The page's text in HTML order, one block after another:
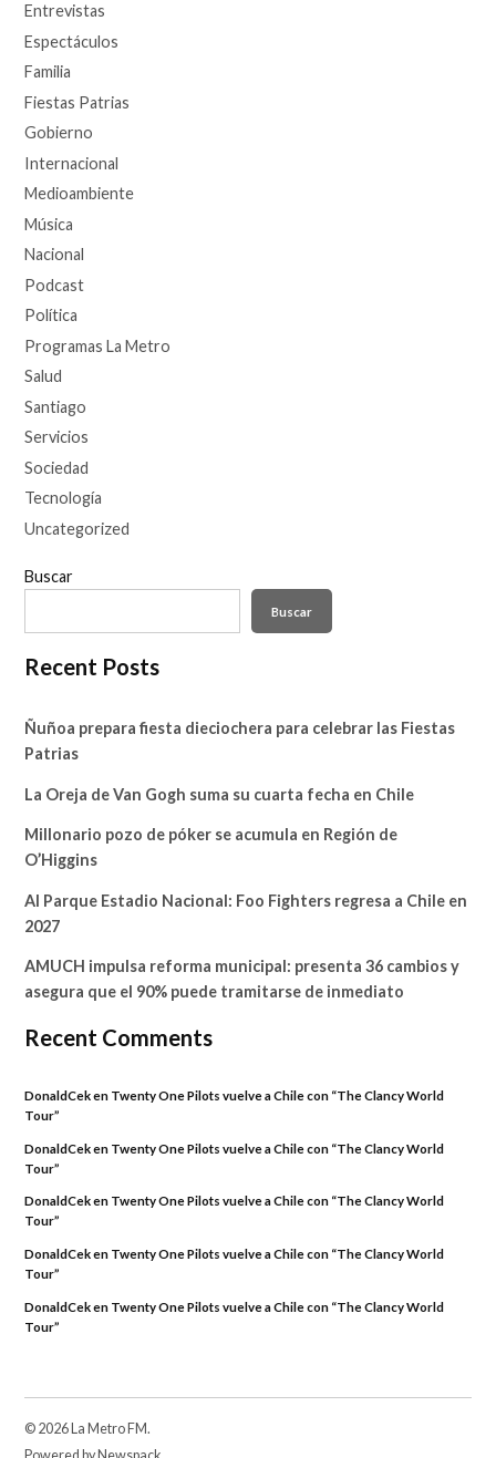
Entrevistas
Espectáculos
Familia
Fiestas Patrias
Gobierno
Internacional
Medioambiente
Música
Nacional
Podcast
Política
Programas La Metro
Salud
Santiago
Servicios
Sociedad
Tecnología
Uncategorized
Buscar
Buscar
Recent Posts
Ñuñoa prepara fiesta dieciochera para celebrar las Fiestas
Patrias
La Oreja de Van Gogh suma su cuarta fecha en Chile
Millonario pozo de póker se acumula en Región de
O’Higgins
Al Parque Estadio Nacional: Foo Fighters regresa a Chile en
2027
AMUCH impulsa reforma municipal: presenta 36 cambios y
asegura que el 90% puede tramitarse de inmediato
Recent Comments
DonaldCeken Twenty One Pilots vuelve a Chile con “The Clancy World
Tour”
DonaldCeken Twenty One Pilots vuelve a Chile con “The Clancy World
Tour”
DonaldCeken Twenty One Pilots vuelve a Chile con “The Clancy World
Tour”
DonaldCeken Twenty One Pilots vuelve a Chile con “The Clancy World
Tour”
DonaldCeken Twenty One Pilots vuelve a Chile con “The Clancy World
Tour”
© 2026 La Metro FM.